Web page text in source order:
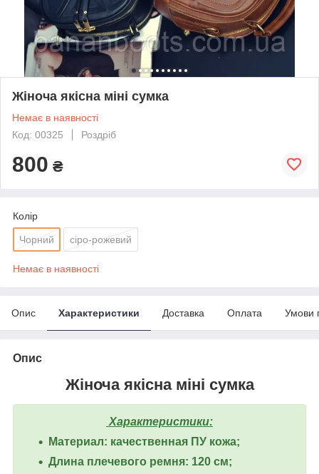
Жіноча якісна міні сумка
Немає в наявності
Код: 00325
Роздріб
800 ₴
Колір
Чорний сіро-рожевий
Немає в наявності
Опис Характеристики Доставка Оплата Умови
Опис
Жіноча якісна міні сумка
Характеристики:
Материал: качественная ПУ кожа;
Длина плечевого ремня: 120 см;